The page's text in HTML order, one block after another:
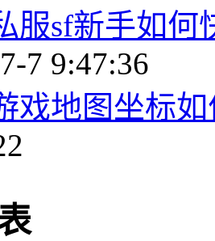
服sf新手如何
7 9:47:36
戏地图坐标